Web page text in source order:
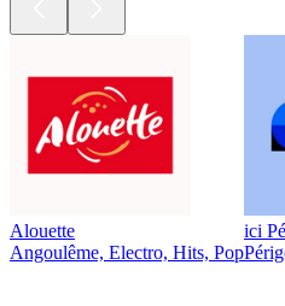
Alouette
Angoulême, Electro, Hits, Pop
ici